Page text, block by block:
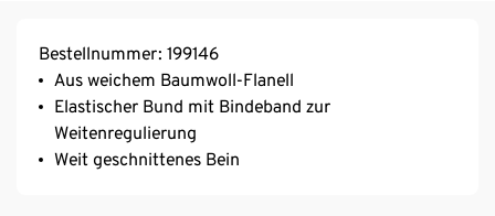
Bestellnummer: 199146
Aus weichem Baumwoll-Flanell
Elastischer Bund mit Bindeband zur
Weitenregulierung
Weit geschnittenes Bein